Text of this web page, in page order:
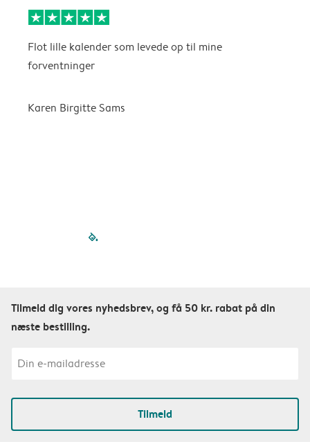
Flot lille kalender som levede op til mine
forventninger
Karen Birgitte Sams
filled-pagination
Tilmeld dig vores nyhedsbrev, og få 50 kr. rabat på din
næste bestilling.
Tilmeld